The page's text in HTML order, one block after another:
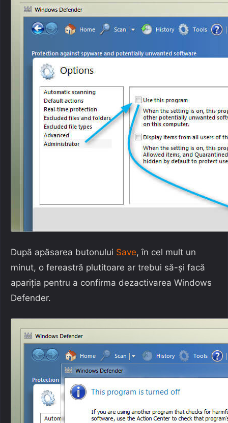
După apăsarea butonului Save, în cel mult un
minut, o fereastră plutitoare ar trebui să-și facă
apariția pentru a confirma dezactivarea Windows
Defender.